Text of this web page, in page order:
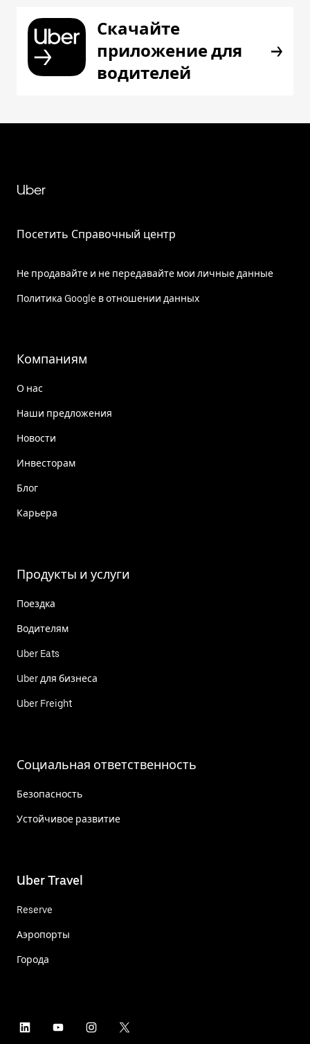
Скачайте
приложение для
водителей
Uber
Посетить Справочный центр
Не продавайте и не передавайте мои личные данные
Политика Google в отношении данных
Компаниям
О нас
Наши предложения
Новости
Инвесторам
Блог
Карьера
Продукты и услуги
Поездка
Водителям
Uber Eats
Uber для бизнеса
Uber Freight
Социальная ответственность
Безопасность
Устойчивое развитие
Uber Travel
Reserve
Аэропорты
Города